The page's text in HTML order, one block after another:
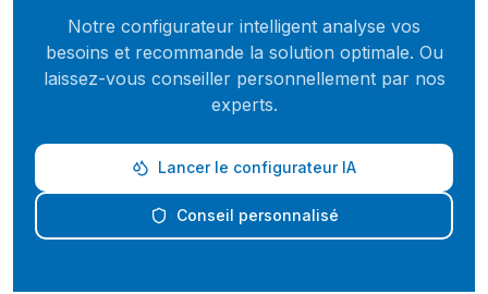
Notre configurateur intelligent analyse vos
besoins et recommande la solution optimale. Ou
laissez-vous conseiller personnellement par nos
experts.
Lancer le configurateur IA
Conseil personnalisé